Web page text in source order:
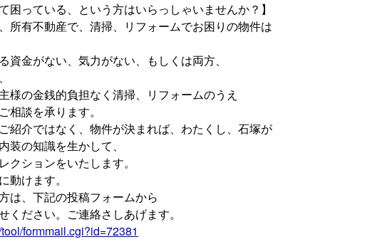
困っている、という方はいらっしゃいませんか？】
所有不動産で、清掃、リフォームでお困りの物件は
資金がない、気力がない、もしくは両方、
様の金銭的負担なく清掃、リフォームのうえ
相談を承ります。
紹介ではなく、物件が決まれば、わたくし、石塚が
装の知識を生かして、
クションをいたします。
動けます。
は、下記の投稿フォームから
ください。ご連絡さしあげます。
formmail.cgi?id=72381